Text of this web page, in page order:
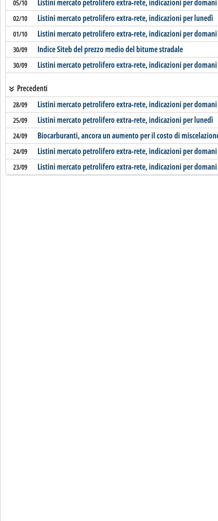
05/10 Listini mercato petrolifero extra-rete, indicazioni per domani
02/10 Listini mercato petrolifero extra-rete, indicazioni per lunedì
01/10 Listini mercato petrolifero extra-rete, indicazioni per domani
30/09 Indice Siteb del prezzo medio del bitume stradale
30/09 Listini mercato petrolifero extra-rete, indicazioni per domani
Precedenti
28/09 Listini mercato petrolifero extra-rete, indicazioni per domani
25/09 Listini mercato petrolifero extra-rete, indicazioni per lunedì
24/09 Biocarburanti, ancora un aumento per il costo di
24/09 Listini mercato petrolifero extra-rete, indicazioni per domani
23/09 Listini mercato petrolifero extra-rete, indicazioni per domani